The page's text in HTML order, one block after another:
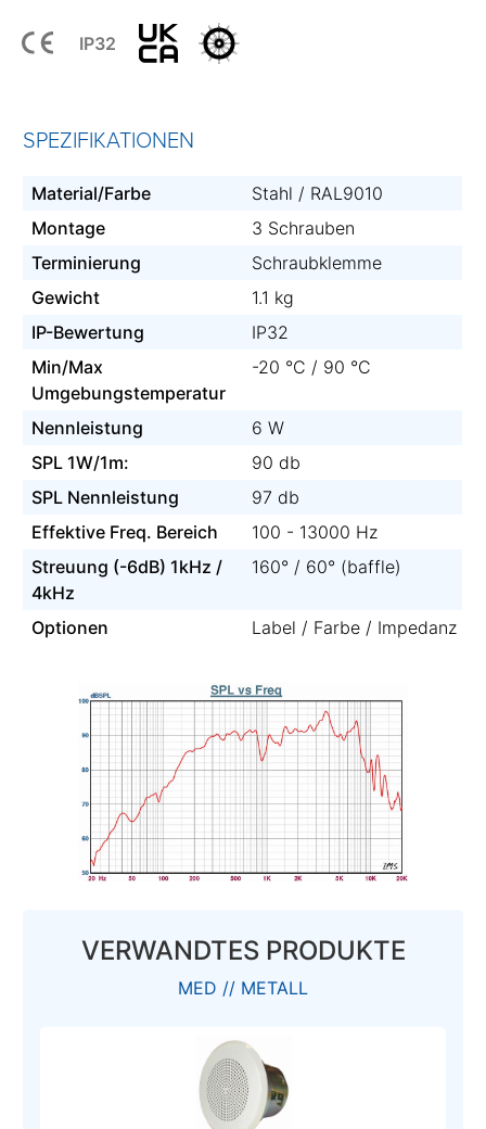
IP32
VERWANDTES PRODUKTE
MED // METALL
SPEZIFIKATIONEN
Material/Farbe
Stahl / RAL9010
Montage
3 Schrauben
Terminierung
Schraubklemme
Gewicht
1.1 kg
IP-Bewertung
IP32
Min/Max
Umgebungstemperatur
-20 °C / 90 °C
Nennleistung
6 W
SPL 1W/1m:
90 db
SPL Nennleistung
97 db
Effektive Freq. Bereich
100 - 13000 Hz
Streuung (-6dB) 1kHz /
4kHz
160° / 60° (baffle)
Optionen Label / Farbe / Impedanz